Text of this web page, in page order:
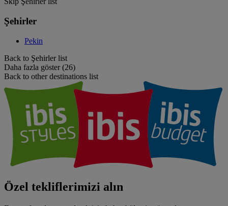
Şehirler
Pekin
Back to Şehirler list
Daha fazla göster (26)
Back to other destinations list
Özel tekliflerimizi alın